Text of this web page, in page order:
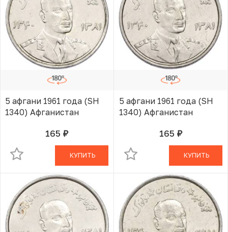
5 афгани 1961 года (SH
1340) Афганистан
165 руб.В КОРЗИНЕ
КУПИТЬ
5 афгани 1961 года (SH
1340) Афганистан
165 руб.В КОРЗИНЕ
КУПИТЬ